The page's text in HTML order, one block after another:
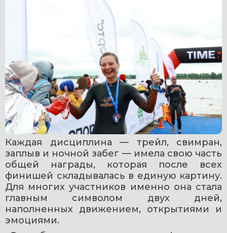
Каждая дисциплина — трейл, свимран,
заплыв и ночной забег — имела свою часть
общей награды, которая после всех
финишей складывалась в единую картину.
Для многих участников именно она стала
главным символом двух дней,
наполненных движением, открытиями и
эмоциями.